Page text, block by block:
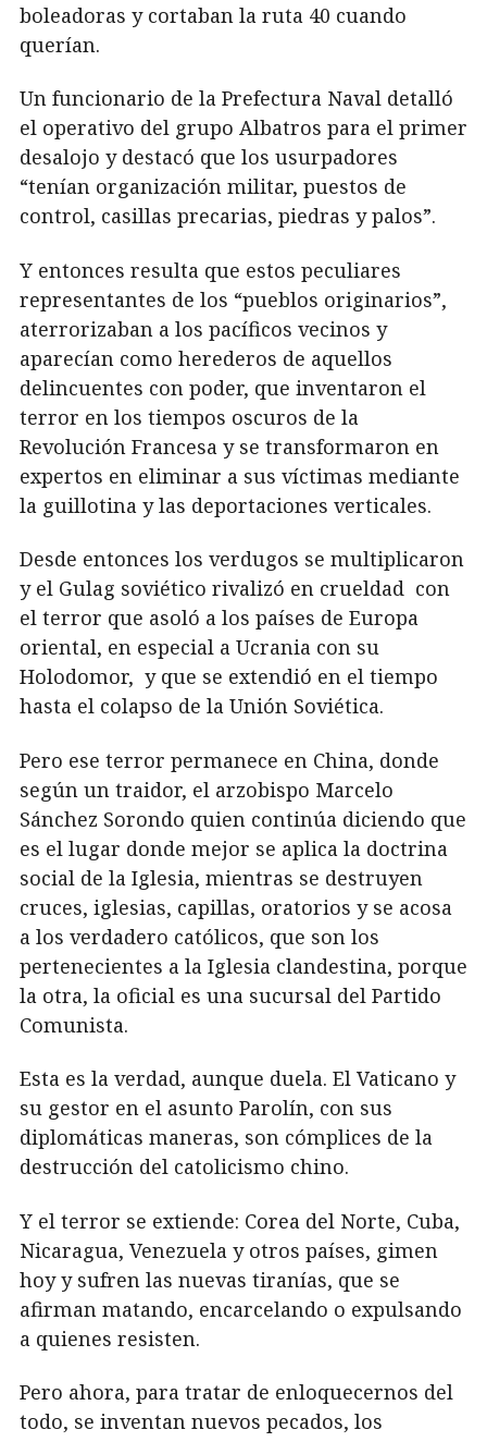
boleadoras y cortaban la ruta 40 cuando
querían.
Un funcionario de la Prefectura Naval detalló
el operativo del grupo Albatros para el primer
desalojo y destacó que los usurpadores
“tenían organización militar, puestos de
control, casillas precarias, piedras y palos”.
Y entonces resulta que estos peculiares
representantes de los “pueblos originarios”,
aterrorizaban a los pacíficos vecinos y
aparecían como herederos de aquellos
delincuentes con poder, que inventaron el
terror en los tiempos oscuros de la
Revolución Francesa y se transformaron en
expertos en eliminar a sus víctimas mediante
la guillotina y las deportaciones verticales.
Desde entonces los verdugos se multiplicaron
y el Gulag soviético rivalizó en crueldad con
el terror que asoló a los países de Europa
oriental, en especial a Ucrania con su
Holodomor, y que se extendió en el tiempo
hasta el colapso de la Unión Soviética.
Pero ese terror permanece en China, donde
según un traidor, el arzobispo Marcelo
Sánchez Sorondo quien continúa diciendo que
es el lugar donde mejor se aplica la doctrina
social de la Iglesia, mientras se destruyen
cruces, iglesias, capillas, oratorios y se acosa
a los verdadero católicos, que son los
pertenecientes a la Iglesia clandestina, porque
la otra, la oficial es una sucursal del Partido
Comunista.
Esta es la verdad, aunque duela. El Vaticano y
su gestor en el asunto Parolín, con sus
diplomáticas maneras, son cómplices de la
destrucción del catolicismo chino.
Y el terror se extiende: Corea del Norte, Cuba,
Nicaragua, Venezuela y otros países, gimen
hoy y sufren las nuevas tiranías, que se
afirman matando, encarcelando o expulsando
a quienes resisten.
Pero ahora, para tratar de enloquecernos del
todo, se inventan nuevos pecados, los